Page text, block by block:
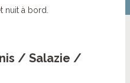
nuit à bord.
/ Salazie /